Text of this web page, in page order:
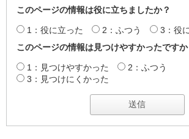
このページの情報は役に立ちましたか？
1：役に立った 2：ふつう
3：役
このページの情報は見つけやすかったですか
1：見つけやすかった
2：ふつう
3：見つけにくかった